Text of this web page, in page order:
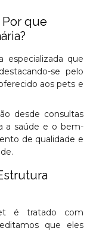
Por que
especializada que
se pelo
aos pets e
desde consultas
a saúde e o bem-
de qualidade e
é tratado com
que eles